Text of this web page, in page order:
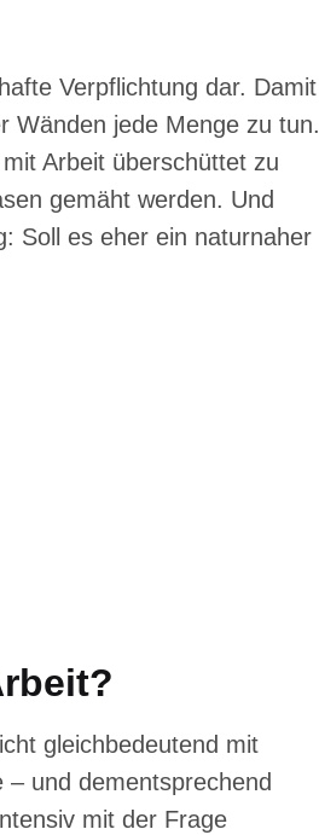
Verpflichtung dar. Damit
Wänden jede Menge zu tun.
Arbeit überschüttet zu
gemäht werden. Und
Soll es eher ein naturnaher
gleichbedeutend mit
und dementsprechend
mit der Frage